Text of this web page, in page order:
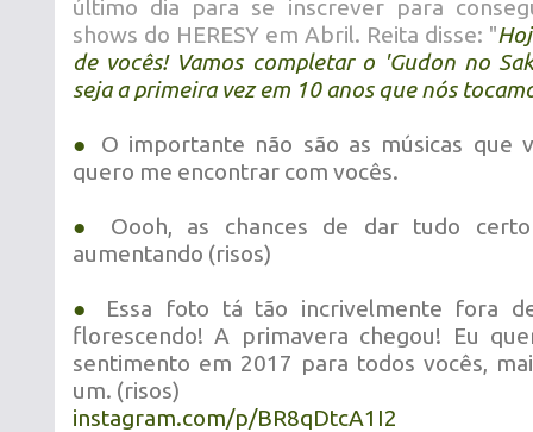
último dia para se inscrever para
shows do HERESY em Abril. Reita disse: "
de vocês! Vamos completar o 'Gudon no
seja a primeira vez em 10 anos que nós
●
O importante não são as músicas que
quero me encontrar com vocês.
●
Oooh, as chances de dar tudo
aumentando (risos)
●
Essa foto tá tão incrivelmente fora
florescendo! A primavera chegou! Eu
sentimento em 2017 para todos vocês,
um. (risos)
instagram.com/p/BR8qDtcA1I2